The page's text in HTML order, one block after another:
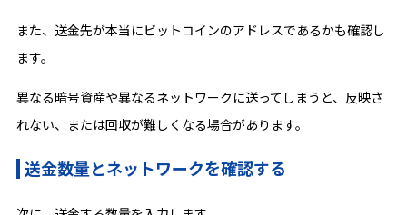
また、送金先が本当にビットコインのアドレスであるかも確認し
ます。
異なる暗号資産や異なるネットワークに送ってしまうと、反映さ
れない、または回収が難しくなる場合があります。
送金数量とネットワークを確認する